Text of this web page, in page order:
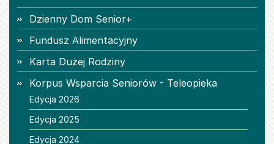
Dzienny Dom Senior+
Fundusz Alimentacyjny
Karta Dużej Rodziny
Korpus Wsparcia Seniorów - Teleopieka
Edycja 2026
Edycja 2025
Edycja 2024